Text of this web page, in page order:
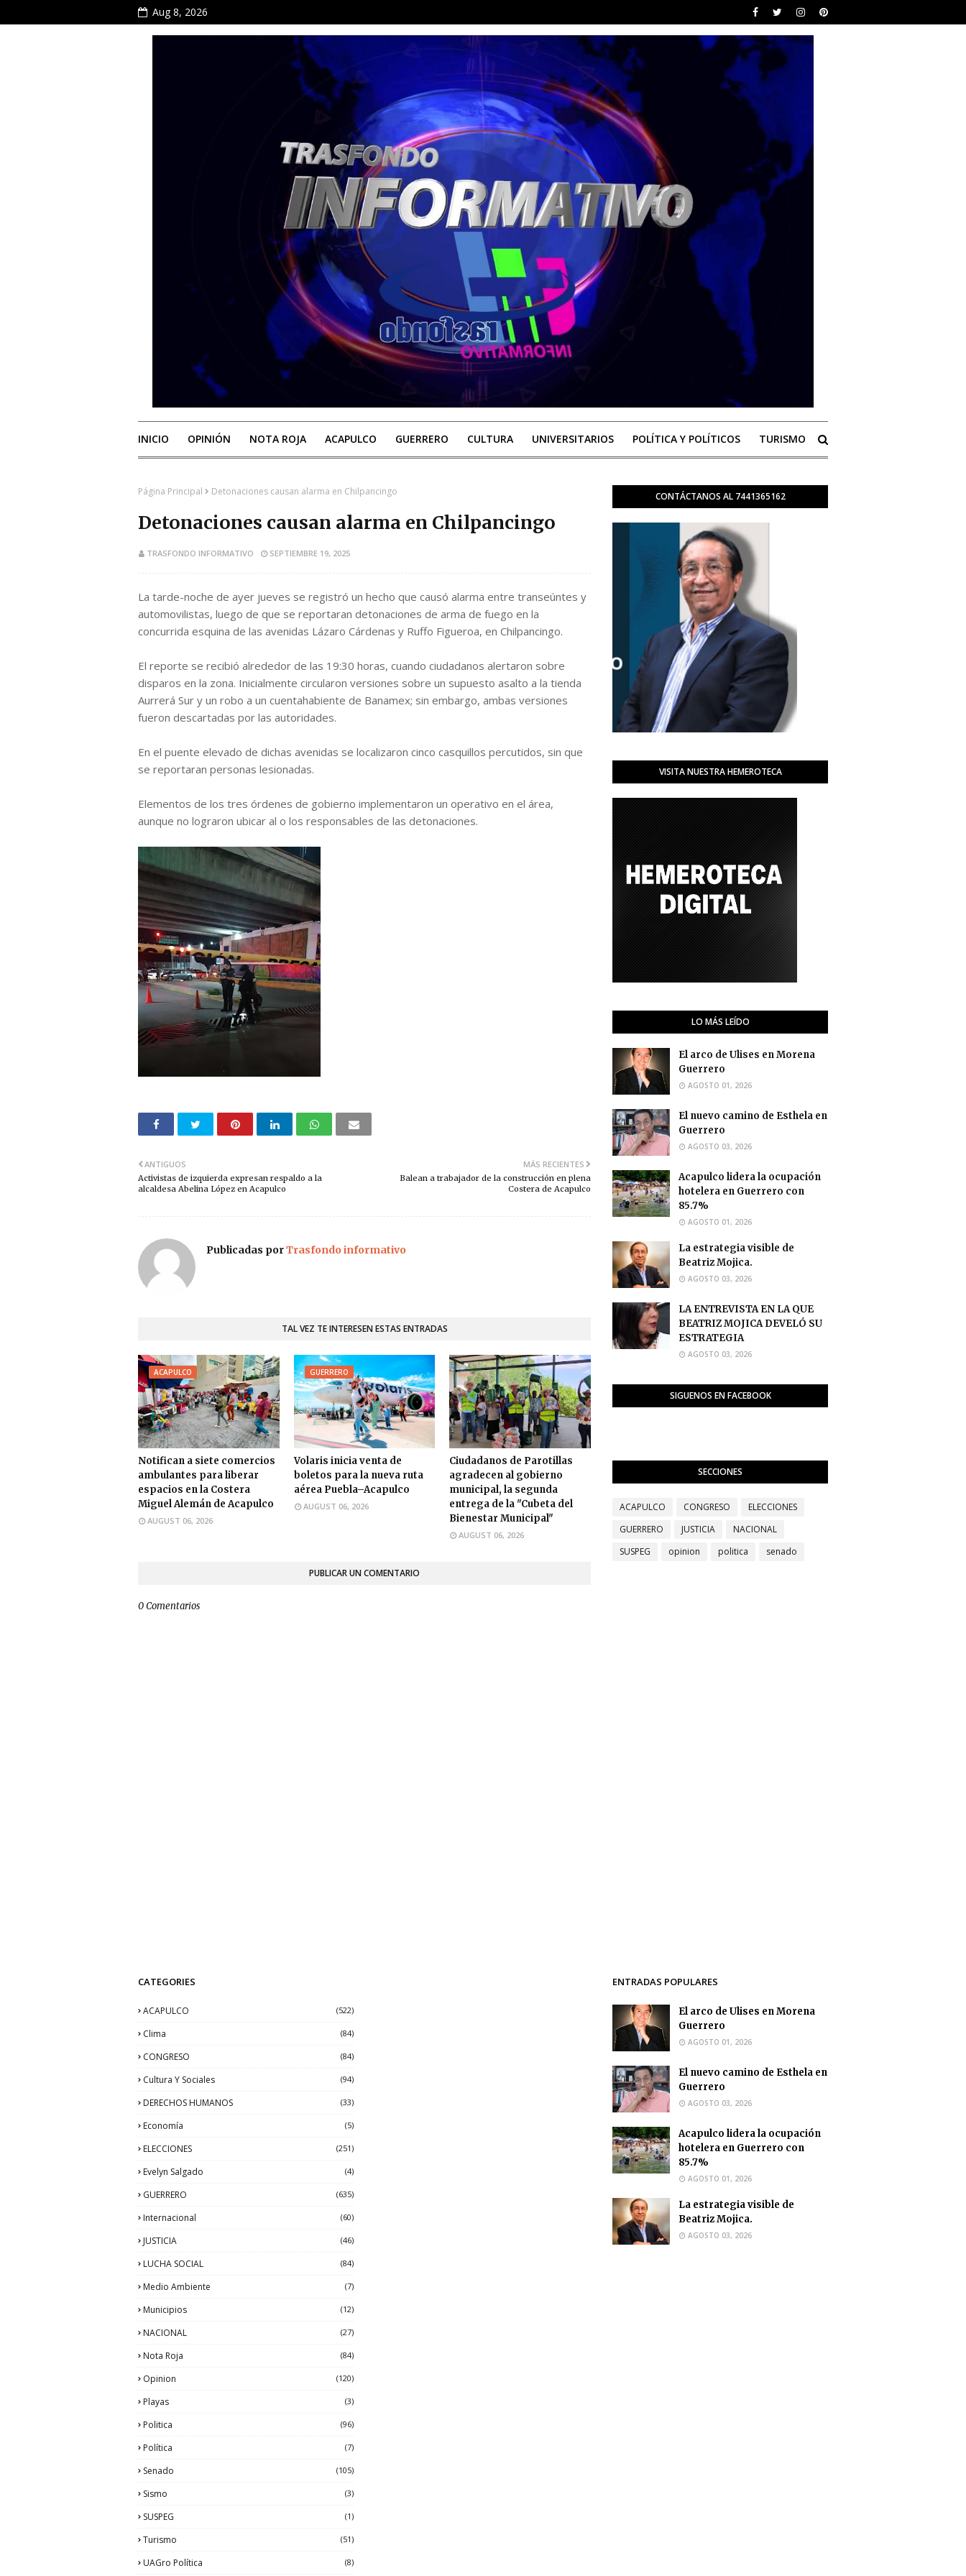
Aug 8, 2026
INICIO OPINIÓN NOTA ROJA ACAPULCO GUERRERO CULTURA UNIVERSITARIOS POLÍTICA Y POLÍTICOS TURISMO
Página Principal Detonaciones causan alarma en Chilpancingo
Detonaciones causan alarma en Chilpancingo
TRASFONDO INFORMATIVO SEPTIEMBRE 19, 2025
La tarde-noche de ayer jueves se registró un hecho que causó alarma entre transeúntes y
automovilistas, luego de que se reportaran detonaciones de arma de fuego en la
concurrida esquina de las avenidas Lázaro Cárdenas y Ruffo Figueroa, en Chilpancingo.
El reporte se recibió alrededor de las 19:30 horas, cuando ciudadanos alertaron sobre
disparos en la zona. Inicialmente circularon versiones sobre un supuesto asalto a la tienda
Aurrerá Sur y un robo a un cuentahabiente de Banamex; sin embargo, ambas versiones
fueron descartadas por las autoridades.
En el puente elevado de dichas avenidas se localizaron cinco casquillos percutidos, sin que
se reportaran personas lesionadas.
Elementos de los tres órdenes de gobierno implementaron un operativo en el área,
aunque no lograron ubicar al o los responsables de las detonaciones.
MÁS RECIENTES
Balean a trabajador de la construcción en plena
Costera de Acapulco
ANTIGUOS
Activistas de izquierda expresan respaldo a la
alcaldesa Abelina López en Acapulco
Publicadas porTrasfondo informativo
TAL VEZ TE INTERESEN ESTAS ENTRADAS
ACAPULCO
Notifican a siete comercios
ambulantes para liberar
espacios en la Costera
Miguel Alemán de Acapulco
AUGUST 06, 2026
GUERRERO
Volaris inicia venta de
boletos para la nueva ruta
aérea Puebla–Acapulco
AUGUST 06, 2026
Ciudadanos de Parotillas
agradecen al gobierno
municipal, la segunda
entrega de la "Cubeta del
Bienestar Municipal"
AUGUST 06, 2026
PUBLICAR UN COMENTARIO
0 Comentarios
CONTÁCTANOS AL 7441365162
VISITA NUESTRA HEMEROTECA
LO MÁS LEÍDO
El arco de Ulises en Morena
Guerrero
AGOSTO 01, 2026
El nuevo camino de Esthela en
Guerrero
AGOSTO 03, 2026
Acapulco lidera la ocupación
hotelera en Guerrero con
85.7%
AGOSTO 01, 2026
La estrategia visible de
Beatriz Mojica.
AGOSTO 03, 2026
LA ENTREVISTA EN LA QUE
BEATRIZ MOJICA DEVELÓ SU
ESTRATEGIA
AGOSTO 03, 2026
SIGUENOS EN FACEBOOK
SECCIONES
ACAPULCO CONGRESO
ELECCIONES
GUERRERO
JUSTICIA
NACIONAL
SUSPEG
opinion politica senado
CATEGORIES
ACAPULCO (522)
Clima (84)
CONGRESO (84)
Cultura Y Sociales (94)
DERECHOS HUMANOS (33)
Economía (5)
ELECCIONES (251)
Evelyn Salgado (4)
GUERRERO (635)
Internacional (60)
JUSTICIA (46)
LUCHA SOCIAL (84)
Medio Ambiente (7)
Municipios (12)
NACIONAL (27)
Nota Roja (84)
Opinion (120)
Playas (3)
Politica (96)
Política (7)
Senado (105)
Sismo (3)
SUSPEG (1)
Turismo (51)
UAGro Política (8)
ENTRADAS POPULARES
El arco de Ulises en Morena
Guerrero
AGOSTO 01, 2026
El nuevo camino de Esthela en
Guerrero
AGOSTO 03, 2026
Acapulco lidera la ocupación
hotelera en Guerrero con
85.7%
AGOSTO 01, 2026
La estrategia visible de
Beatriz Mojica.
AGOSTO 03, 2026